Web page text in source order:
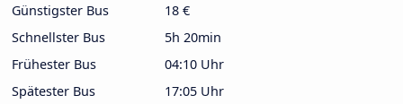
Günstigster Bus
18 €
Schnellster Bus
5h 20min
Frühester Bus
04:10 Uhr
Spätester Bus
17:05 Uhr